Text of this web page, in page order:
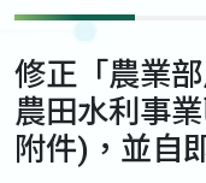
修正「農業
農田水利事
附件)，並自